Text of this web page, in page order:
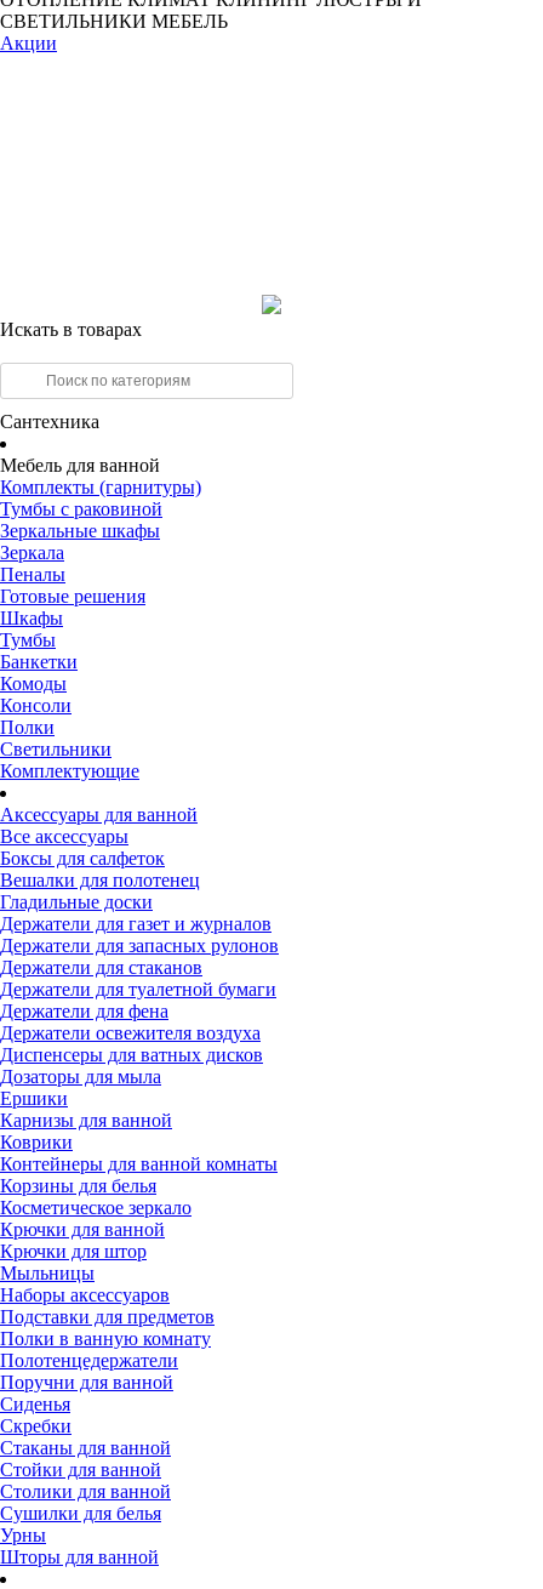
СВЕТИЛЬНИКИ МЕБЕЛЬ
Акции
Искать в товарах
Сантехника
Мебель для ванной
Комплекты (гарнитуры)
Тумбы с раковиной
Зеркальные шкафы
Зеркала
Пеналы
Готовые решения
Шкафы
Тумбы
Банкетки
Комоды
Консоли
Полки
Светильники
Комплектующие
Аксессуары для ванной
Все аксессуары
Боксы для салфеток
Вешалки для полотенец
Гладильные доски
Держатели для газет и журналов
Держатели для запасных рулонов
Держатели для стаканов
Держатели для туалетной бумаги
Держатели для фена
Держатели освежителя воздуха
Диспенсеры для ватных дисков
Дозаторы для мыла
Ершики
Карнизы для ванной
Коврики
Контейнеры для ванной комнаты
Корзины для белья
Косметическое зеркало
Крючки для ванной
Крючки для штор
Мыльницы
Наборы аксессуаров
Подставки для предметов
Полки в ванную комнату
Полотенцедержатели
Поручни для ванной
Сиденья
Скребки
Стаканы для ванной
Стойки для ванной
Столики для ванной
Сушилки для белья
Урны
Шторы для ванной